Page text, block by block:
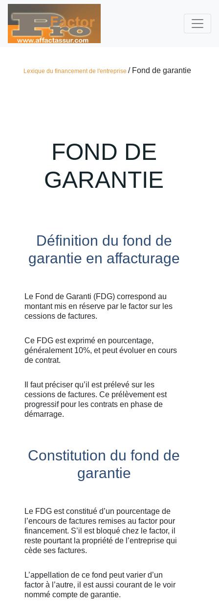
Lexique du financement de l'entreprise / Fond de garantie
FOND DE
GARANTIE
Définition du fond de
garantie en affacturage
Le Fond de Garanti (FDG) correspond au
montant mis en réserve par le factor sur les
cessions de factures.
Ce FDG est exprimé en pourcentage,
généralement 10%, et peut évoluer en cours
de contrat.
Il faut préciser qu’il est prélevé sur les
cessions de factures. Ce prélèvement est
progressif pour les contrats en phase de
démarrage.
Constitution du fond de
garantie
Le FDG est constitué d’un pourcentage de
l’encours de factures remises au factor pour
financement. S’il est bloqué chez le factor, il
reste pourtant la propriété de l’entreprise qui
cède ses factures.
L’appellation de ce fond peut varier d’un
factor à l’autre, il est aussi courant de le voir
nommé compte de garantie.